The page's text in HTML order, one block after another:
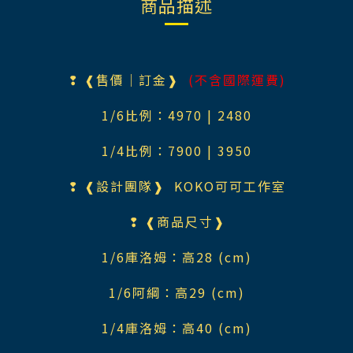
❢ ❰售價｜訂金❱
(不含國際運費)
1/6比例：4970 | 2480
1/4比例：7900 | 3950
❢ ❰設計團隊❱ KOKO可可工作室
❢ ❰商品尺寸❱
1/6庫洛姆：高28 (cm)
1/6阿綱：高29 (cm)
1/4庫洛姆：高40 (cm)